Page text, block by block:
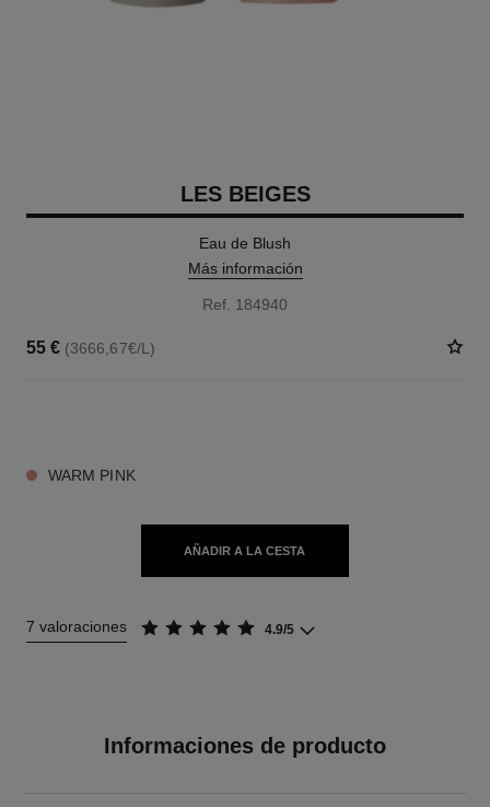
LES BEIGES
Eau de Blush
Más información
Ref. 184940
55 € (3666,67€/L)
WARM PINK
AÑADIR A LA CESTA
7 valoraciones 4.9/5
Informaciones de producto